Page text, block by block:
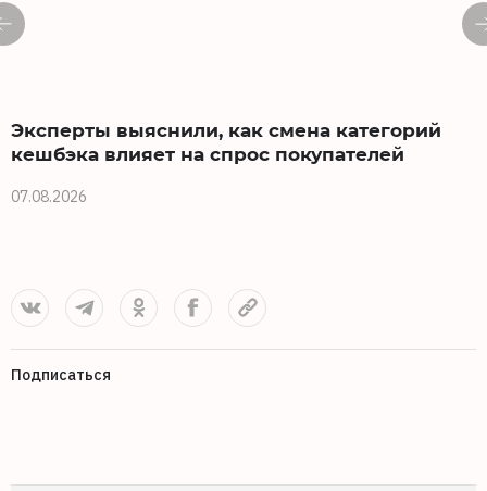
Эксперты выяснили, как смена категорий
кешбэка влияет на спрос покупателей
07.08.2026
Подписаться